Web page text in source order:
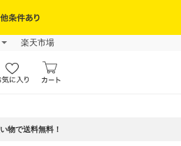
楽天市場
物で送料無料！